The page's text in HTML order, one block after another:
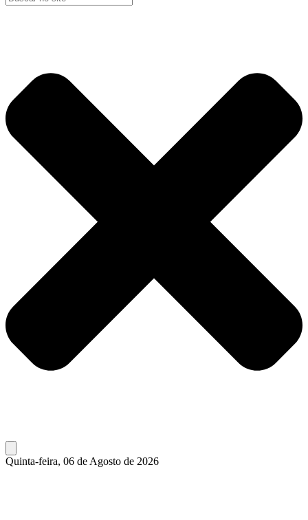
Quinta-feira, 06 de Agosto de 2026